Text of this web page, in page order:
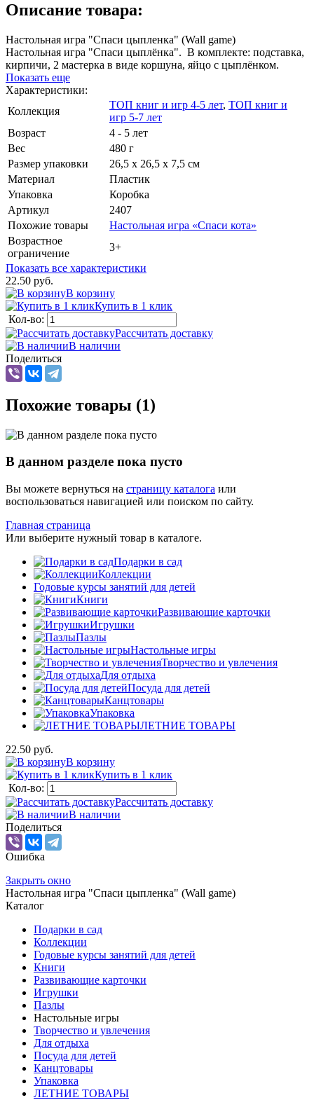
Описание товара:
Настольная игра "Спаси цыпленка" (Wall game)
Настольная игра "Спаси цыплёнка". В комплекте: подставка,
кирпичи, 2 мастерка в виде коршуна, яйцо с цыплёнком.
Показать еще
Характеристики:
Коллекция
ТОП книг и игр 4-5 лет, ТОП книг и
игр 5-7 лет
Возраст
4 - 5 лет
Вес
480 г
Размер упаковки
26,5 х 26,5 х 7,5 см
Материал
Пластик
Упаковка
Коробка
Артикул
2407
Похожие товары
Настольная игра «Спаси кота»
Возрастное
ограничение
3+
Показать все характеристики
22.50 руб.
В корзину
Купить в 1 клик
Кол-во:
Рассчитать доставку
В наличии
Поделиться
Похожие товары (1)
В данном разделе пока пусто
Вы можете вернуться на страницу каталога или
воспользоваться навигацией или поиском по сайту.
Главная страница
Или выберите нужный товар в каталоге.
Подарки в сад
Коллекции
Годовые курсы занятий для детей
Книги
Развивающие карточки
Игрушки
Пазлы
Настольные игры
Творчество и увлечения
Для отдыха
Посуда для детей
Канцтовары
Упаковка
ЛЕТНИЕ ТОВАРЫ
22.50 руб.
В корзину
Купить в 1 клик
Кол-во:
Рассчитать доставку
В наличии
Поделиться
Ошибка
Закрыть окно
Настольная игра "Спаси цыпленка" (Wall game)
Каталог
Подарки в сад
Коллекции
Годовые курсы занятий для детей
Книги
Развивающие карточки
Игрушки
Пазлы
Настольные игры
Творчество и увлечения
Для отдыха
Посуда для детей
Канцтовары
Упаковка
ЛЕТНИЕ ТОВАРЫ